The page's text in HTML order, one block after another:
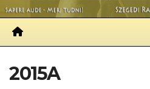
2015A